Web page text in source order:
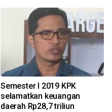
Semester I 2019 KPK
selamatkan keuangan
daerah Rp28,7 triliun